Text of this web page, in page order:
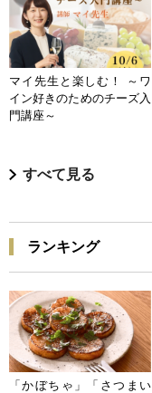
マイ先生と楽しむ！ ～ワ
イン好きのためのチーズ入
門講座～
すべて見る
ランキング
「かぼちゃ」「さつまい